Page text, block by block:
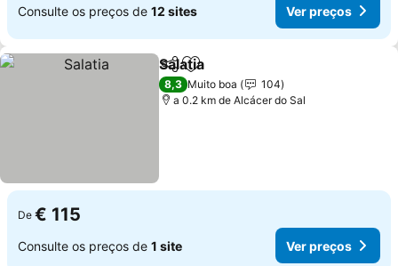
Consulte os preços de 12 sites Ver preços
PartilharAdicionar aos favoritos
Salatia
8,3 Muito boa
104
a 0.2 km de Alcácer do Sal
De € 115
Consulte os preços de 1 site Ver preços